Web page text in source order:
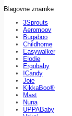
Blagovne znamke
3Sprouts
Aeromoov
Bugaboo
Childhome
Easywalker
Elodie
Ergobaby
ICandy
Joie
KikkaBoo®
Mast
Nuna
UPPABaby